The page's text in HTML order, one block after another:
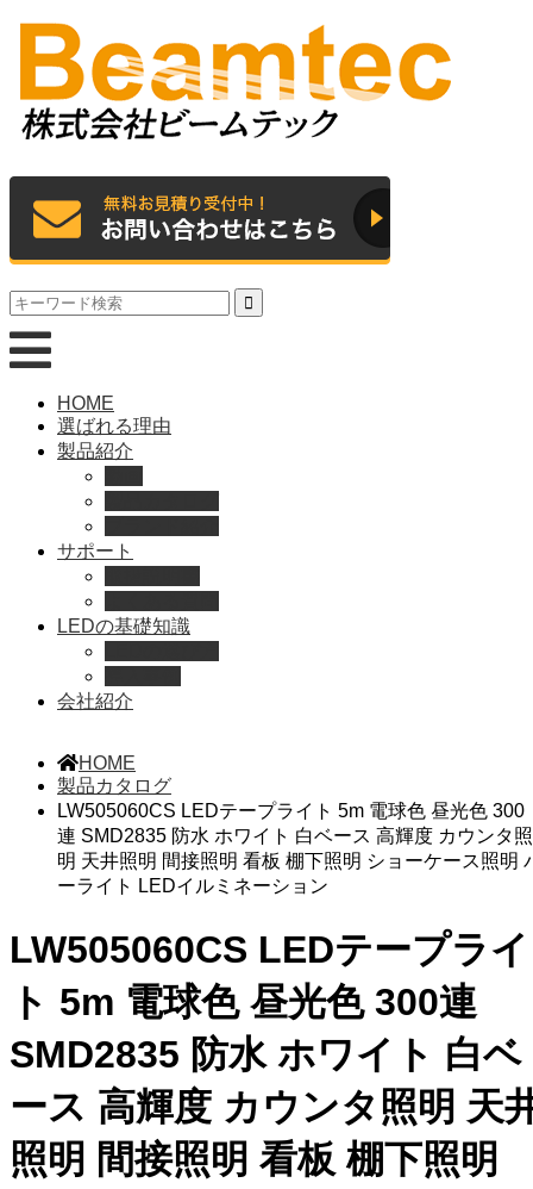
HOME
選ばれる理由
製品紹介
サポート
LEDの基礎知識
会社紹介
HOME
製品カタログ
LW505060CS LEDテープライト 5m 電球色 昼光色 300
連 SMD2835 防水 ホワイト 白ベース 高輝度 カウンタ照
明 天井照明 間接照明 看板 棚下照明 ショーケース照明
ーライト LEDイルミネーション
LW505060CS LEDテープライ
ト 5m 電球色 昼光色 300連
SMD2835 防水 ホワイト 白ベ
ース 高輝度 カウンタ照明 天
照明 間接照明 看板 棚下照明